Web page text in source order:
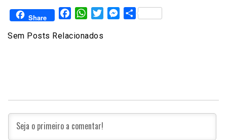
Share FacebookWhatsAppTwitterMessenger
Share
Sem Posts Relacionados